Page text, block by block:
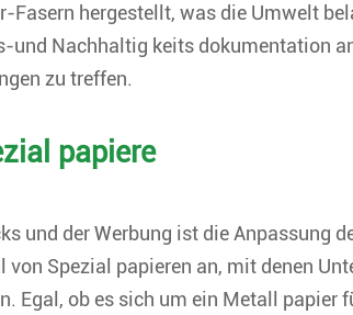
Fasern hergestellt, was die Umwelt
und Nachhaltig keits dokumentation
zu treffen.
papiere
und der Werbung ist die Anpassung
von Spezial papieren an, mit denen
Egal, ob es sich um ein Metall papier